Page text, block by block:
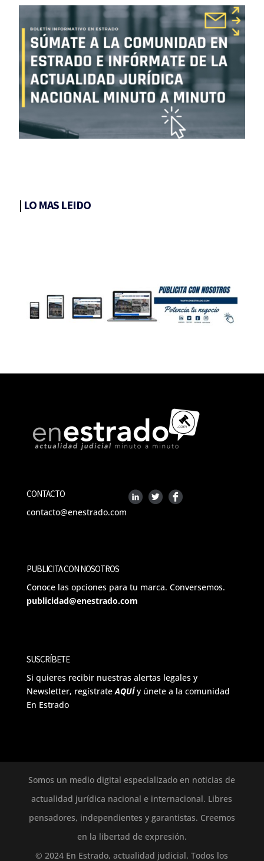
| LO MAS LEIDO
CONTACTO
contacto@enestrado.com
PUBLICITA CON NOSOTROS
Conoce las opciones para tu marca. Conversemos.
publicidad@enestrado.com
SUSCRÍBETE
Si quieres recibir nuestras alertas legales y
Newsletter, regístrateAQUÍ y únete a la comunidad
En Estrado
Somos un medio digital especializado en noticias de
actualidad jurídica nacional e internacional. Libres
pensadores, independientes y garantistas. Creemos
en la libertad de expresión.
© 2024 En Estrado, actualidad judicial. Todos los